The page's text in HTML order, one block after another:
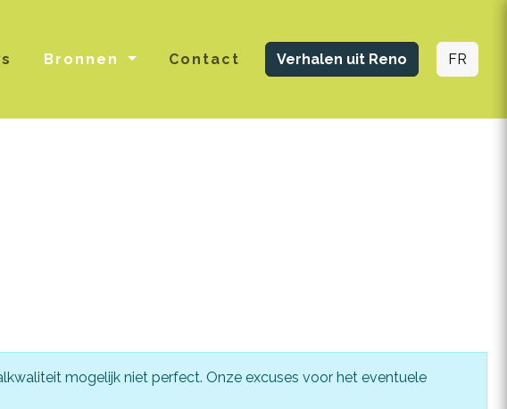
Bronnen Contact Verhalen uit Reno FR
mogelijk niet perfect. Onze excuses voor het eventuele